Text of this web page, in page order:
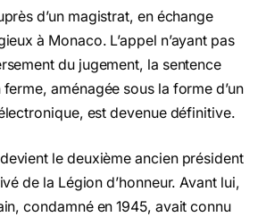
d’un magistrat, en échange
à Monaco. L’appel n’ayant pas
du jugement, la sentence
ferme, aménagée sous la forme d’un
est devenue définitive.
le deuxième ancien président
de la Légion d’honneur. Avant lui,
condamné en 1945, avait connu